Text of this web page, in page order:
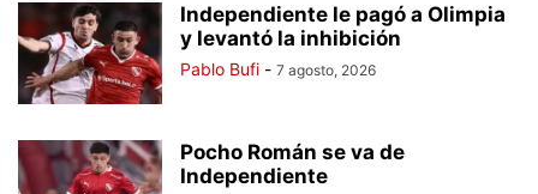
Independiente le pagó a Olimpia
y levantó la inhibición
Pablo Bufi - 7 agosto, 2026
Pocho Román se va de
Independiente